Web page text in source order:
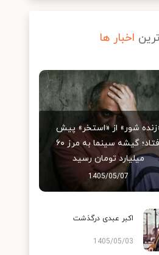
اخبار ها
شور» از «استخر» پیش
افتاد؛ گیشه سینما به مرز ۶۰
میلیارد تومان رسید
1405/05/07
اکبر عبدی درگذشت
1405/05/03